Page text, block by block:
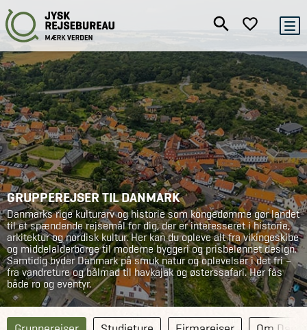
GRUPPEREJSER TIL DANMARK
Danmarks rige kulturarv og historie som kongedømme gør landet
til et spændende rejsemål for dig, der er interesseret i historie,
arkitektur og nordisk kultur. Her kan du opleve alt fra vikingeskibe
og middelalderborge til moderne byggeri og prisbelønnet design.
Samtidig byder Danmark på smuk natur og oplevelser i det fri –
fra vandreture og bålmad til havkajak og østerssafari. Her fås
både ro og eventyr.